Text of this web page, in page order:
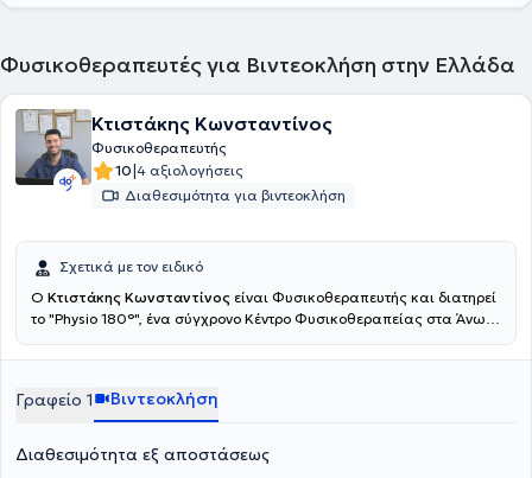
Φυσικοθεραπευτές για Βιντεοκλήση στην Ελλάδα
Κτιστάκης Κωνσταντίνος
Φυσικοθεραπευτής
10|4 αξιολογήσεις
Διαθεσιμότητα για βιντεοκλήση
Σχετικά με τον ειδικό
Ο Κτιστάκης Κωνσταντίνος είναι Φυσικοθεραπευτής και διατηρεί
το "Physio 180°", ένα σύγχρονο Κέντρο Φυσικοθεραπείας στα Άνω
αποκατάσταση αθλητικών τραυμάτων και τη βελτίωση της
φυσικοθεραπεία, βελονισμό και εξειδικευμένες τεχνικές
κινητοποίησης, προσαρμοσμένες στις ανάγκες του κάθε
ασθενούς.Ο απώτερος στόχος της θεραπείας τους είναι η πλήρη
επάνοδός σας στις καθημερινές και επαγγελματικές σας
Γραφείο 1 Βιντεοκλήση
Διαθεσιμότητα εξ αποστάσεως